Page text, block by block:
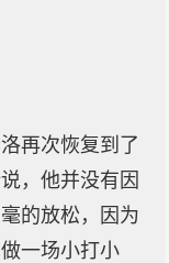
再次恢复到了
，他并没有因
的放松，因为
一场小打小